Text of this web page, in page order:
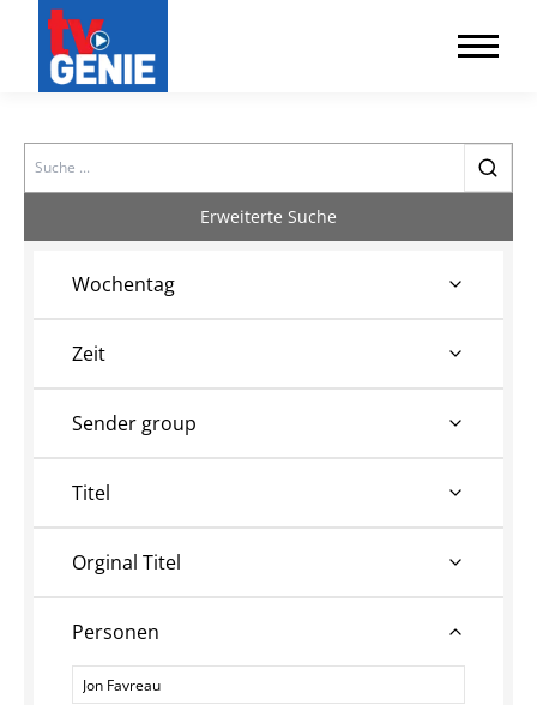
Search
Erweiterte Suche
Wochentag
Zeit
Sender group
Titel
Orginal Titel
Personen
Personen